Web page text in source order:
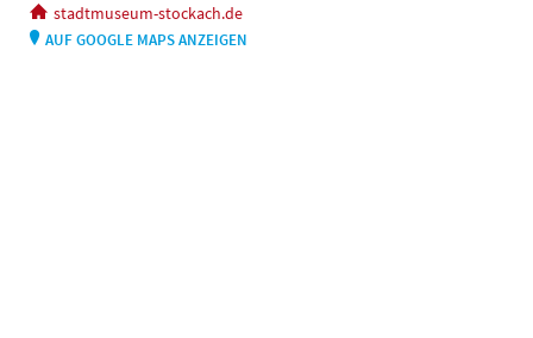
stadtmuseum-stockach.de
AUF GOOGLE MAPS ANZEIGEN